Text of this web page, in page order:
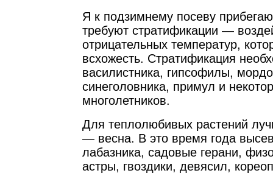
Я к подзимнему посеву
требуют стратификации —
отрицательных температур,
всхожесть. Стратификация
василистника, гипсофилы,
синеголовника, примул и
многолетников.
Для теплолюбивых растений
— весна. В это время года
лабазника, садовые герани,
астры, гвоздики, девясил,